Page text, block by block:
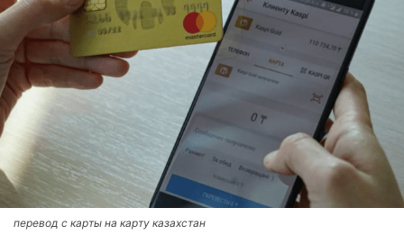
перевод с карты на карту казахстан